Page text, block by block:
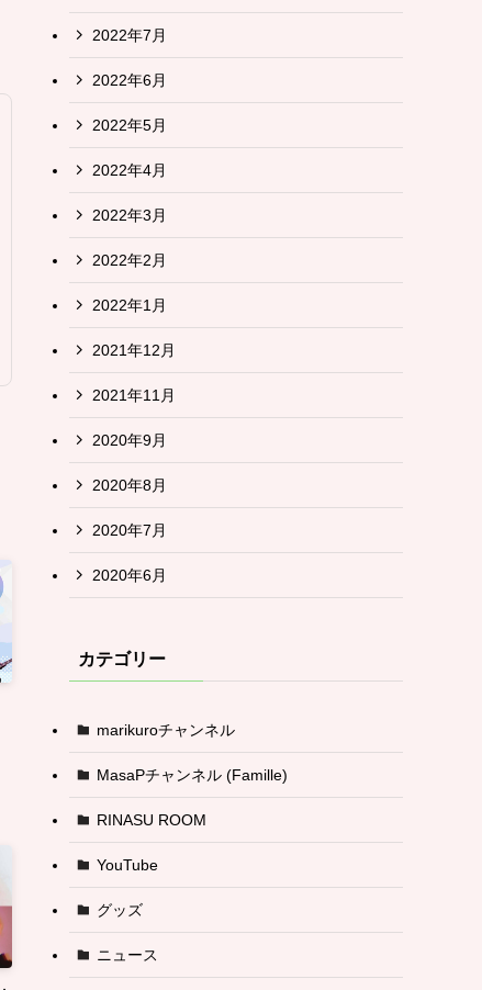
2022年7月
2022年6月
2022年5月
2022年4月
2022年3月
2022年2月
2022年1月
2021年12月
2021年11月
2020年9月
2020年8月
2020年7月
2020年6月
カテゴリー
marikuroチャンネル
MasaPチャンネル (Famille)
RINASU ROOM
YouTube
グッズ
ニュース